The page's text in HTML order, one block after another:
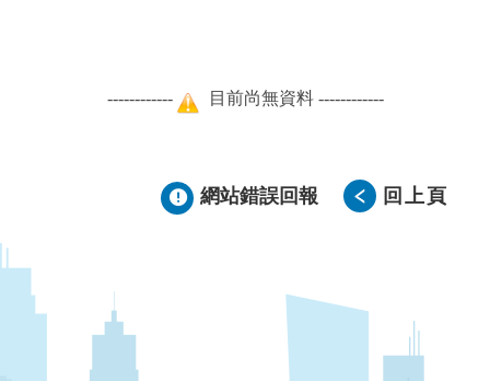
------------ 目前尚無資料 ------------
網站錯誤回報 回上頁